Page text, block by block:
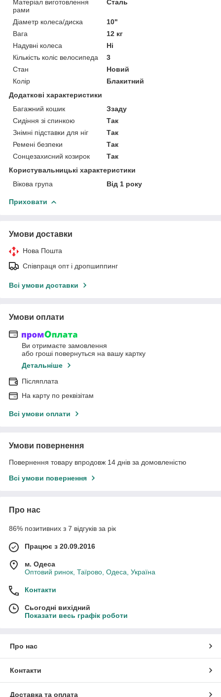
Матеріал виготовлення
рами
Сталь
Діаметр колеса/диска
10"
Вага
12 кг
Надувні колеса
Ні
Кількість коліс велосипеда
3
Стан
Новий
Колір
Блакитний
Додаткові характеристики
Багажний кошик
Ззаду
Сидіння зі спинкою
Так
Знімні підставки для ніг
Так
Ремені безпеки
Так
Сонцезахисний козирок
Так
Користувальницькі характеристики
Вікова група
Від 1 року
Приховати
Умови доставки
Нова Пошта
Співпраця опт і дропшиппинг
Всі умови доставки
Умови оплати
Ви отримаєте замовлення
або гроші повернуться на вашу картку
Детальніше
Післяплата
На карту по реквізітам
Всі умови оплати
Умови повернення
Повернення товару впродовж 14 днів за домовленістю
Всі умови повернення
Про нас
86% позитивних з 7 відгуків за рік
Працює з 20.09.2016
м. Одеса
Оптовий ринок, Таїрово, Одеса, Україна
Контакти
Сьогодні вихідний
Показати весь графік роботи
Про нас
Контакти
Доставка та оплата